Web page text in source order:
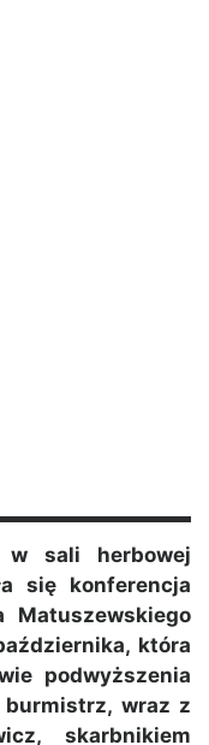
sali herbowej
się konferencja
Matuszewskiego
która
podwyższenia
burmistrz, wraz z
skarbnikiem